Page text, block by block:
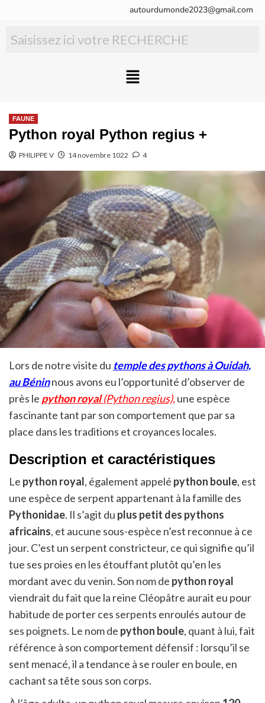
autourdumonde2023@gmail.com
FAUNE
Python royal Python regius +
PHILIPPE V 14 novembre 1022 4
Lors de notre visite du temple des pythons à Ouidah,
au Béninnous avons eu l’opportunité d’observer de
près le python royal(Python regius),une espèce
fascinante tant par son comportement que par sa
place dans les traditions et croyances locales.
Description et caractéristiques
Le python royal, également appelé python boule, est
une espèce de serpent appartenant à la famille des
Pythonidae. Il s’agit du plus petit des pythons
africains, et aucune sous-espèce n’est reconnue à ce
jour. C’est un serpent constricteur, ce qui signifie qu’il
tue ses proies en les étouffant plutôt qu’en les
mordant avec du venin. Son nom de python royal
viendrait du fait que la reine Cléopâtre aurait eu pour
habitude de porter ces serpents enroulés autour de
ses poignets. Le nom de python boule, quant à lui, fait
référence à son comportement défensif : lorsqu’il se
sent menacé, il a tendance à se rouler en boule, en
cachant sa tête sous son corps.